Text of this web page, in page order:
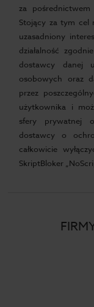
za
Stojący za tym cel
uzasadniony
działalność
dostawcy danej
osobowych oraz
przez
użytkownika i
sfery prywatnej
dostawcy o
całkowicie
SkriptBloker